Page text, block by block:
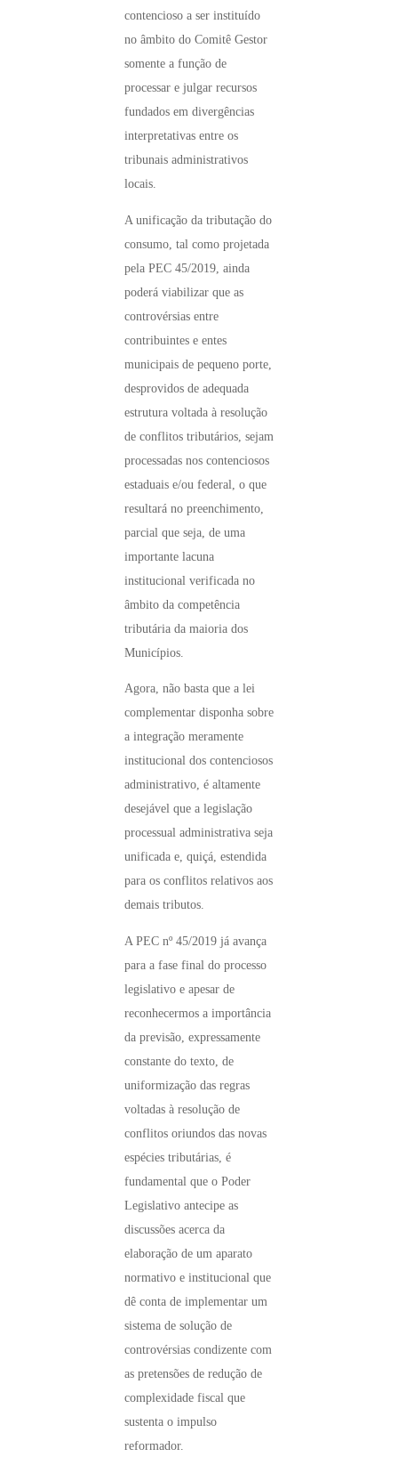
contencioso a ser instituído
no âmbito do Comitê Gestor
somente a função de
processar e julgar recursos
fundados em divergências
interpretativas entre os
tribunais administrativos
locais.
A unificação da tributação do
consumo, tal como projetada
pela PEC 45/2019, ainda
poderá viabilizar que as
controvérsias entre
contribuintes e entes
municipais de pequeno porte,
desprovidos de adequada
estrutura voltada à resolução
de conflitos tributários, sejam
processadas nos contenciosos
estaduais e/ou federal, o que
resultará no preenchimento,
parcial que seja, de uma
importante lacuna
institucional verificada no
âmbito da competência
tributária da maioria dos
Municípios.
Agora, não basta que a lei
complementar disponha sobre
a integração meramente
institucional dos contenciosos
administrativo, é altamente
desejável que a legislação
processual administrativa seja
unificada e, quiçá, estendida
para os conflitos relativos aos
demais tributos.
A PEC nº 45/2019 já avança
para a fase final do processo
legislativo e apesar de
reconhecermos a importância
da previsão, expressamente
constante do texto, de
uniformização das regras
voltadas à resolução de
conflitos oriundos das novas
espécies tributárias, é
fundamental que o Poder
Legislativo antecipe as
discussões acerca da
elaboração de um aparato
normativo e institucional que
dê conta de implementar um
sistema de solução de
controvérsias condizente com
as pretensões de redução de
complexidade fiscal que
sustenta o impulso
reformador.